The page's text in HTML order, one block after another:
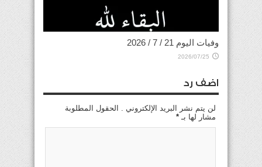
وفيات اليوم 21 / 7 / 2026
2026/07/25
اضف رد
لن يتم نشر البريد الإلكتروني . الحقول المطلوبة
مشار لها بـ *